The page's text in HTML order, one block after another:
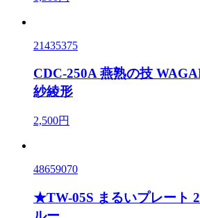
21435375
CDC-250A 燕熟の技
紗綾形
2,500円
48659070
★TW-05S まるいプレート